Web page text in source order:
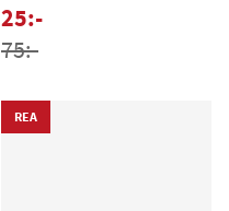
25:-
75:-
REA